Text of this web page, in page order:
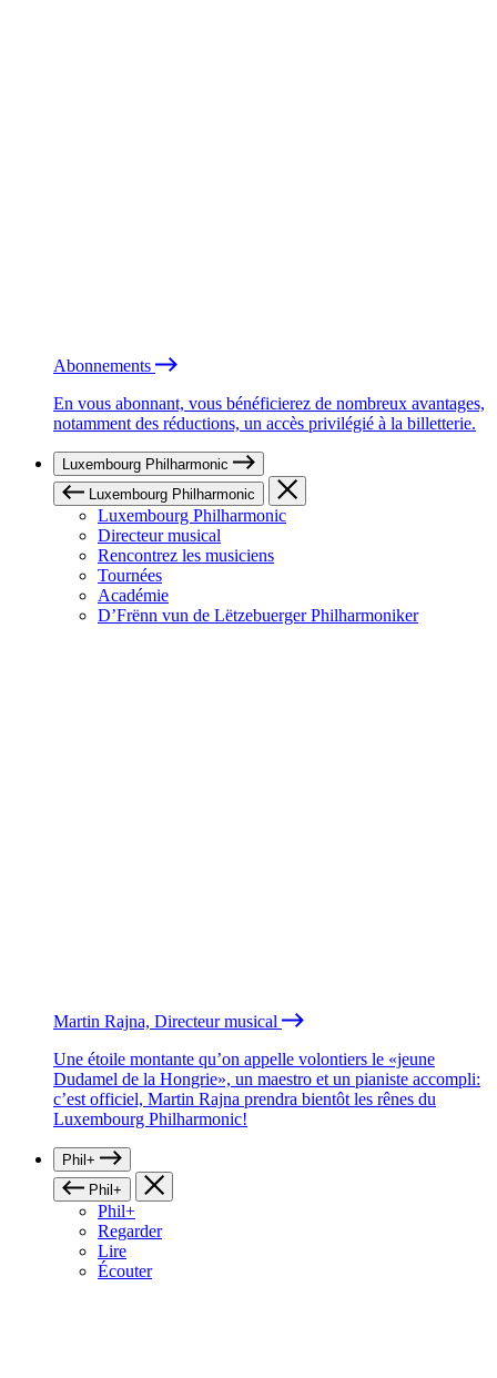
Abonnements
En vous abonnant, vous bénéficierez de nombreux avantages,
notamment des réductions, un accès privilégié à la billetterie.
Luxembourg Philharmonic
Luxembourg Philharmonic
Luxembourg Philharmonic
Directeur musical
Rencontrez les musiciens
Tournées
Académie
D’Frënn vun de Lëtzebuerger Philharmoniker
Martin Rajna, Directeur musical
Une étoile montante qu’on appelle volontiers le «jeune
Dudamel de la Hongrie», un maestro et un pianiste accompli:
c’est officiel, Martin Rajna prendra bientôt les rênes du
Luxembourg Philharmonic!
Phil+
Phil+
Phil+
Regarder
Lire
Écouter